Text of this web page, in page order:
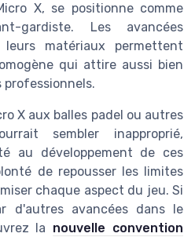
X, se positionne comme
gardiste. Les avancées
leurs matériaux permettent
qui attire aussi bien
professionnels.
X aux balles padel ou autres
sembler inapproprié,
au développement de ces
de repousser les limites
chaque aspect du jeu. Si
d'autres avancées dans le
la nouvelle convention